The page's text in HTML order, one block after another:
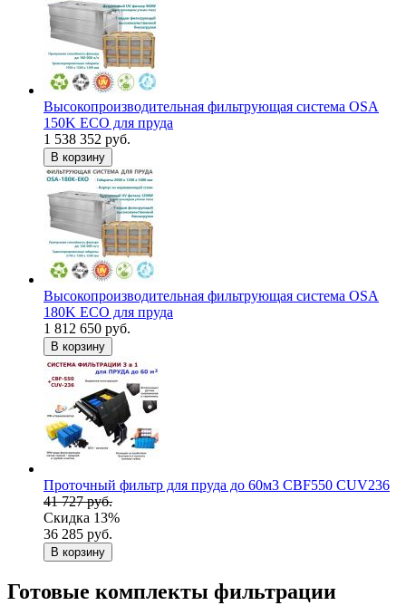
Высокопроизводительная фильтрующая система OSA
150K ECO для пруда
1 538 352 руб.
В корзину
Высокопроизводительная фильтрующая система OSA
180K ECO для пруда
1 812 650 руб.
В корзину
Проточный фильтр для пруда до 60м3 CBF550 CUV236
41 727 руб.
Скидка 13%
36 285 руб.
В корзину
Готовые комплекты фильтрации